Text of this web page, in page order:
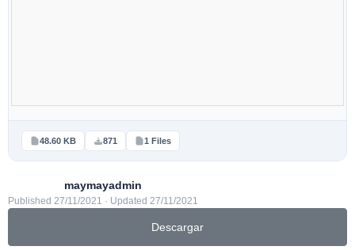
48.60 KB 871 1 Files
maymayadmin
Published 27/11/2021 · Updated 27/11/2021
Descargar